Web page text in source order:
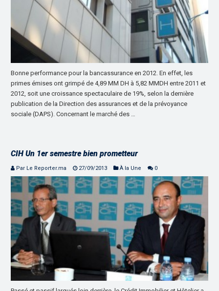
Bonne performance pour la bancassurance en 2012. En effet, les
primes émises ont grimpé de 4,89 MM DH à 5,82 MMDH entre 2011 et
2012, soit une croissance spectaculaire de 19%, selon la dernière
publication de la Direction des assurances et de la prévoyance
sociale (DAPS). Concernant le marché des …
CIH Un 1er semestre bien prometteur
Par Le Reporter.ma 27/09/2013 À la Une 0